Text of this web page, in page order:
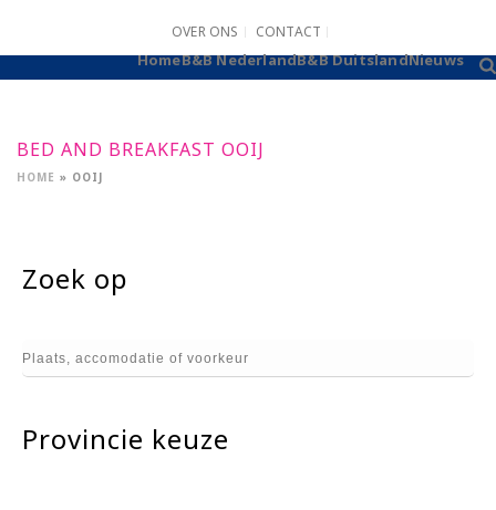
OVER ONS CONTACT
HomeB&B NederlandB&B DuitslandNieuws
BED AND BREAKFAST OOIJ
HOME » OOIJ
Zoek op
Provincie keuze